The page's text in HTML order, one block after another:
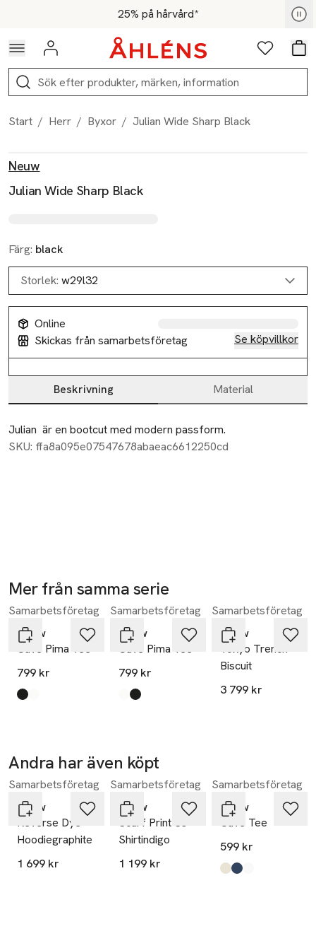
Hoppa till navigationsmenyn25% på hårvård*
För medlemmar - Shoppa nu
Logga in Favoriter
Sök
Start / Herr / Byxor / Julian Wide Sharp Black
Neuw
Julian Wide Sharp Black
Färg: black
Storlek: w29l32
Online
Skickas från samarbetsföretag
Se köpvillkor
Beskrivning Material
Beskrivning
Julian  är en bootcut med modern passform.
SKU: ffa8a095e07547678abaeac6612250cd
Mer från samma serie
Hoppa över bildspelet
Samarbetsföretag
Neuw
Cave Pima Tee
799 kr
Produkten finns i färgerna:
black
white
Samarbetsföretag
Neuw
Cave Pima Tee
799 kr
Produkten finns i färgerna:
white
black
Samarbetsföretag
Neuw
Tokyo Trench
Biscuit
3 799 kr
Andra har även köpt
Hoppa över bildspelet
Samarbetsföretag
Neuw
Reverse Dye
Hoodiegraphite
1 699 kr
Samarbetsföretag
Neuw
Scarf Print Ss
Shirtindigo
1 199 kr
Samarbetsföretag
Neuw
Cave Tee
599 kr
Produkten finns i
grey,
navy,
white